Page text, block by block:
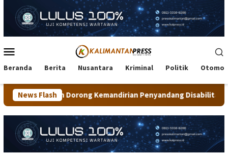
konten
Mobile
Beranda Berita Nusantara Kriminal Politik
News FlashPenyandang Disabilitas Merah Putih 81